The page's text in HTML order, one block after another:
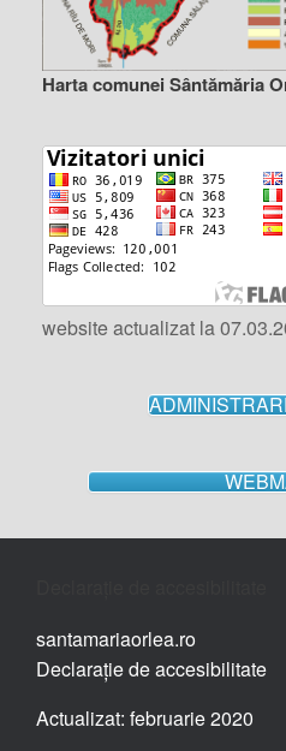
Harta comunei Sântămăria
website actualizat la
santamariaorlea.ro
Declarație de accesibilitate
Actualizat: februarie 2020